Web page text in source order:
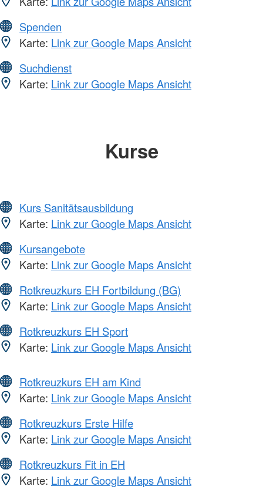
Spenden
Karte: Link zur Google Maps Ansicht
Suchdienst
Karte: Link zur Google Maps Ansicht
Kurse
Kurs Sanitätsausbildung
Karte: Link zur Google Maps Ansicht
Kursangebote
Karte: Link zur Google Maps Ansicht
Rotkreuzkurs EH Fortbildung (BG)
Karte: Link zur Google Maps Ansicht
Rotkreuzkurs EH Sport
Karte: Link zur Google Maps Ansicht
Rotkreuzkurs EH am Kind
Karte: Link zur Google Maps Ansicht
Rotkreuzkurs Erste Hilfe
Karte: Link zur Google Maps Ansicht
Rotkreuzkurs Fit in EH
Karte: Link zur Google Maps Ansicht